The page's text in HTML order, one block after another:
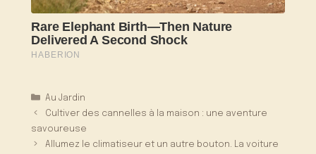
Catégories
Au Jardin
Cultiver des cannelles à la maison : une aventure
savoureuse
Allumez le climatiseur et un autre bouton. La voiture